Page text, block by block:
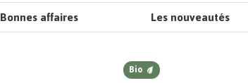
Bonnes affaires Les nouveautés
Bio